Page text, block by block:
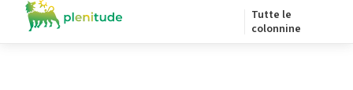
Tutte le
colonnine